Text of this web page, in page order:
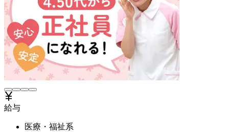
給与
医療・福祉系